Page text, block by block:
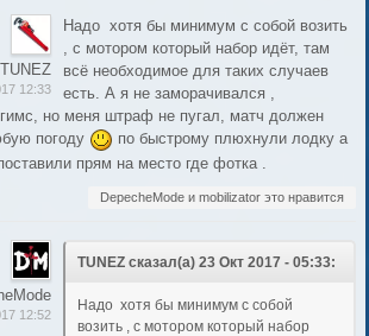
TUNEZ
12:33
Надо хотя бы минимум с собой возить
, с мотором который набор идёт, там
всё необходимое для таких случаев
есть. А я не заморачивался ,
но меня штраф не пугал, матч должен
погоду
по быстрому плюхнули лодку а
прям на место где фотка .
DepecheMode и mobilizator это нравится
12:52
TUNEZ сказал(а) 23 Окт 2017 - 05:33:
Надо хотя бы минимум с собой
возить , с мотором который набор